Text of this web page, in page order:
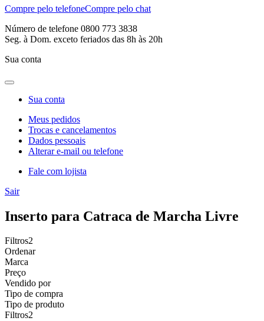
Compre pelo telefoneCompre pelo chat
Número de telefone 0800 773 3838
Seg. à Dom. exceto feriados das 8h às 20h
Sua conta
Sua conta
Meus pedidos
Trocas e cancelamentos
Dados pessoais
Alterar e-mail ou telefone
Fale com lojista
Sair
Inserto para Catraca de Marcha Livre
Filtros2
Ordenar
Marca
Preço
Vendido por
Tipo de compra
Tipo de produto
Filtros2